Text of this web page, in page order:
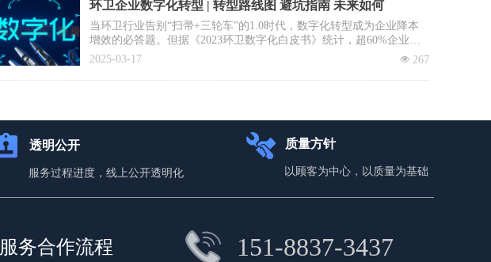
环卫企业数字化转型 | 转型路线图 避坑指南 未来如何
当环卫行业告别“扫帚+三轮车”的1.0时代，数字化转型成为企业降本
增效的必答题。但据《2023环卫数字化白皮书》统计，超60%企业投
入百万却未见实效：数据失真、系统闲置、员工抵触……如何避免重
你打赢这场“数字环卫攻坚战”。
넶 267
2025-03-17
服务过程进度，线上公开透明化
透明公开
以顾客为中心，以质量为基础
质量方针
151-8837-3437
服务合作流程